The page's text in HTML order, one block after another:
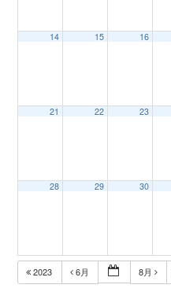
14 15 16
21 22 23
28 29 30
2023 6月 8月